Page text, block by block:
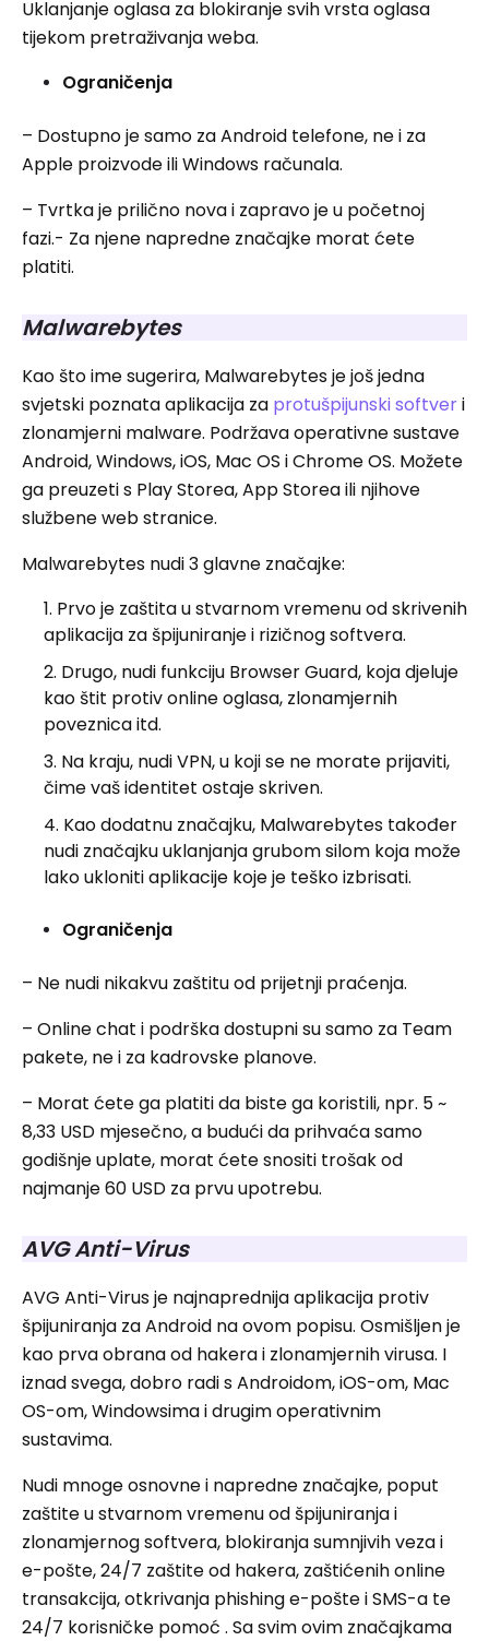
Uklanjanje oglasa za blokiranje svih vrsta oglasa
tijekom pretraživanja weba.
Ograničenja
– Dostupno je samo za Android telefone, ne i za
Apple proizvode ili Windows računala.
– Tvrtka je prilično nova i zapravo je u početnoj
fazi.- Za njene napredne značajke morat ćete
platiti.
Malwarebytes
Kao što ime sugerira, Malwarebytes je još jedna
svjetski poznata aplikacija za protušpijunski softveri
zlonamjerni malware. Podržava operativne sustave
Android, Windows, iOS, Mac OS i Chrome OS. Možete
ga preuzeti s Play Storea, App Storea ili njihove
službene web stranice.
Malwarebytes nudi 3 glavne značajke:
Prvo je zaštita u stvarnom vremenu od skrivenih
aplikacija za špijuniranje i rizičnog softvera.
Drugo, nudi funkciju Browser Guard, koja djeluje
kao štit protiv online oglasa, zlonamjernih
poveznica itd.
Na kraju, nudi VPN, u koji se ne morate prijaviti,
čime vaš identitet ostaje skriven.
Kao dodatnu značajku, Malwarebytes također
nudi značajku uklanjanja grubom silom koja može
lako ukloniti aplikacije koje je teško izbrisati.
Ograničenja
– Ne nudi nikakvu zaštitu od prijetnji praćenja.
– Online chat i podrška dostupni su samo za Team
pakete, ne i za kadrovske planove.
– Morat ćete ga platiti da biste ga koristili, npr. 5 ~
8,33 USD mjesečno, a budući da prihvaća samo
godišnje uplate, morat ćete snositi trošak od
najmanje 60 USD za prvu upotrebu.
AVG Anti-Virus
AVG Anti-Virus je najnaprednija aplikacija protiv
špijuniranja za Android na ovom popisu. Osmišljen je
kao prva obrana od hakera i zlonamjernih virusa. I
iznad svega, dobro radi s Androidom, iOS-om, Mac
OS-om, Windowsima i drugim operativnim
sustavima.
Nudi mnoge osnovne i napredne značajke, poput
zaštite u stvarnom vremenu od špijuniranja i
zlonamjernog softvera, blokiranja sumnjivih veza i
e-pošte, 24/7 zaštite od hakera, zaštićenih online
transakcija, otkrivanja phishing e-pošte i SMS-a te
24/7 korisničke pomoć . Sa svim ovim značajkama